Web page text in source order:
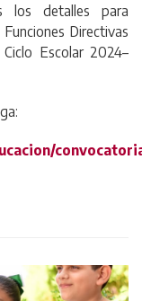
los detalles para
Directivas
Escolar 2024–